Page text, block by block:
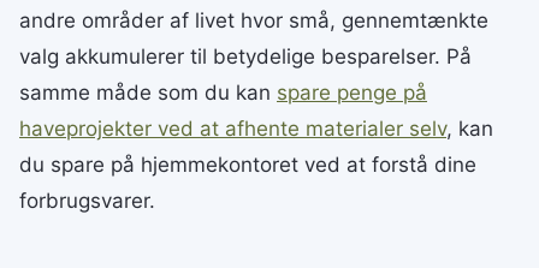
andre områder af livet hvor små, gennemtænkte
valg akkumulerer til betydelige besparelser. På
samme måde som du kan spare penge på
haveprojekter ved at afhente materialer selv, kan
du spare på hjemmekontoret ved at forstå dine
forbrugsvarer.